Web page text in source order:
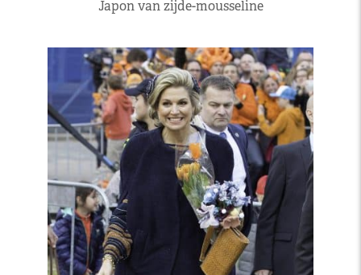
Japon van zijde-mousseline